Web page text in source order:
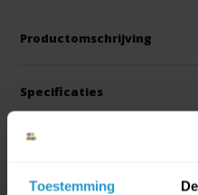
Toestemming
Productomschrijving
Specificaties
Reviews